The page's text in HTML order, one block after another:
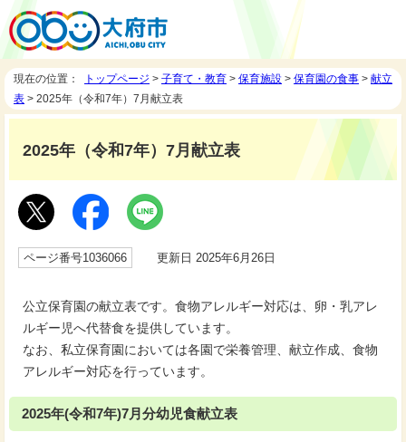
現在の位置： トップページ > 子育て・教育 > 保育施設 > 保育園の食事 > 献立
表 > 2025年（令和7年）7月献立表
2025年（令和7年）7月献立表
ページ番号1036066 更新日 2025年6月26日
公立保育園の献立表です。食物アレルギー対応は、卵・乳アレ
ルギー児へ代替食を提供しています。
なお、私立保育園においては各園で栄養管理、献立作成、食物
アレルギー対応を行っています。
2025年(令和7年)7月分幼児食献立表